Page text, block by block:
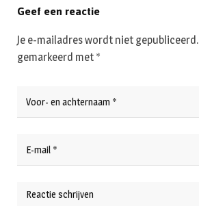
Geef een reactie
Je e-mailadres wordt niet gepubliceerd.
gemarkeerd met *